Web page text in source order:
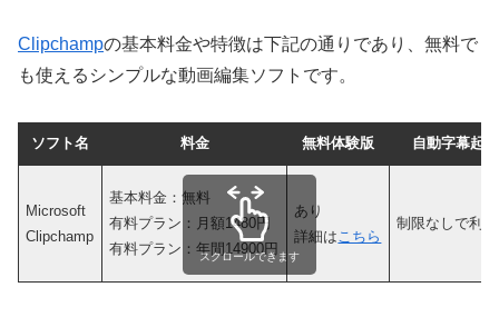
Clipchampの基本料金や特徴は下記の通りであり、無料で
も使えるシンプルな動画編集ソフトです。
ソフト名 料金 無料体験版 自動字幕起
Microsoft
Clipchamp
基本料金：無料
有料プラン：月額1480円
有料プラン：年間14900円
あり
詳細はこちら
制限なしで利
スクロールできます